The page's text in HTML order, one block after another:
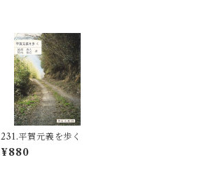
231.平賀元義を歩く
¥880